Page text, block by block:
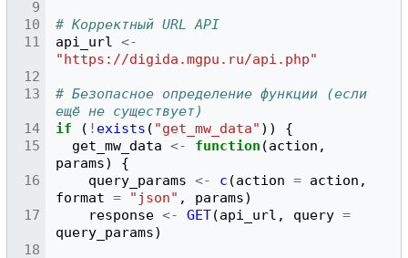
# Корректный URL API
api_url <-
"https://digida.mgpu.ru/api.php"
# Безопасное определение функции (если
ещё не существует)
if
( ! exists ( "get_mw_data" ))
{
get_mw_data <- function (action ,
params)
{
query_params <- c (action = action ,
format = "json" , params)
response <- GET(api_url , query =
query_params)